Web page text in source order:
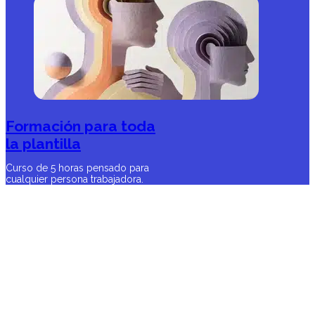
Formación para toda
la plantilla
Curso de 5 horas pensado para
cualquier persona trabajadora.